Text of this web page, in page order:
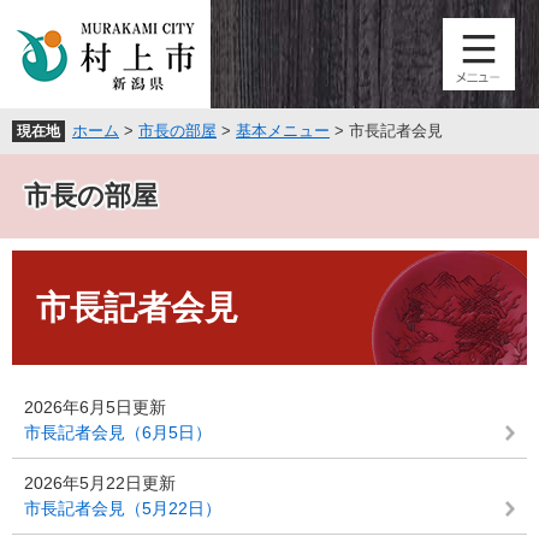
頭
飛
本
現在地 ホーム > 市長の部屋 > 基本メニュー > 市長記者会見
市長の部屋
市長記者会見
2026年6月5日更新
市長記者会見（6月5日）
2026年5月22日更新
市長記者会見（5月22日）